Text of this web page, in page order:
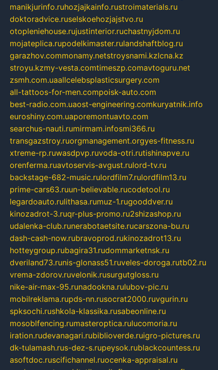
manikjurinfo.ruhozjajkainfo.rustroimaterials.ru
doktoradvice.ruselskoehozjajstvo.ru
otopleniehouse.rujustinterior.ruchastnyjdom.ru
mojateplica.rupodelkimaster.rulandshaftblog.ru
garazhov.commonamy.netstroysnami.kzlcna.kz
stroyu.kzmy-vesta.comtimeszp.comavtoguru.net
zsmh.com.uaallcelebsplasticsurgery.com
all-tattoos-for-men.compoisk-auto.com
best-radio.com.uaost-engineering.comkuryatnik.info
euroshiny.com.uaporemontuavto.com
searchus-nauti.rumirmam.infosmi366.ru
transgazstroy.ruorgmanagement.orgyes-fitness.ru
xtreme-rp.ruwasdpvp.ruvoda-otri.rutishinapve.ru
orenferma.ruavtoservis-avgust.rulord-tv.ru
backstage-682-music.rulordfilm7.rulordfilm13.ru
prime-cars63.ruun-believable.rucodetool.ru
legardoauto.rulithasa.rumuz-1.rugooddver.ru
kinozadrot-3.ruqr-plus-promo.ru2shizashop.ru
udalenka-club.runerabotaetsite.rucarszona-bu.ru
dash-cash-now.rubravoprod.rukinozadrot13.ru
hotteygroup.rubagira31.rudommarketnsk.ru
dveriland73.runis-glonass51.ruveles-doroga.rutb02.ru
vrema-zdorov.ruvelonik.rusurgutgloss.ru
nike-air-max-95.runadookna.rulubov-pic.ru
mobilreklama.rupds-nn.rusocrat2000.ruvgurin.ru
spksochi.rushkola-klassika.rusabeonline.ru
mosoblfencing.rumasteroptica.rulucomoria.ru
iration.rudevanagari.rubiblioverde.ruigro-pictures.ru
dk-tulamash.rus-dez-s.rupeysok.rublackcountess.ru
asoftdoc.ruscifichannel.ruocenka-appraisal.ru